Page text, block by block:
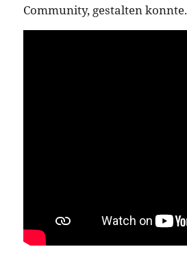
Community, gestalten konnte.